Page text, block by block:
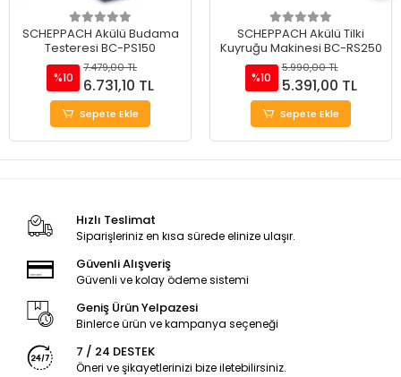
SCHEPPACH Akülü Budama
Testeresi BC-PS150
%10
7.479,00 TL
6.731,10 TL
Sepete Ekle
SCHEPPACH Akülü Tilki
Kuyruğu Makinesi BC-RS250
%10
5.990,00 TL
5.391,00 TL
Sepete Ekle
Hızlı Teslimat
Siparişleriniz en kısa sürede elinize ulaşır.
Güvenli Alışveriş
Güvenli ve kolay ödeme sistemi
Geniş Ürün Yelpazesi
Binlerce ürün ve kampanya seçeneği
7 / 24 DESTEK
Öneri ve şikayetlerinizi bize iletebilirsiniz.